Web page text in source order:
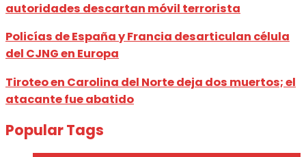
autoridades descartan móvil terrorista
Policías de España y Francia desarticulan célula
del CJNG en Europa
Tiroteo en Carolina del Norte deja dos muertos; el
atacante fue abatido
Popular Tags